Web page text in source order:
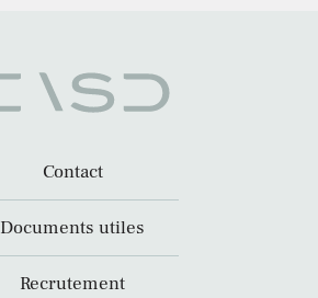
Contact
Documents utiles
Recrutement